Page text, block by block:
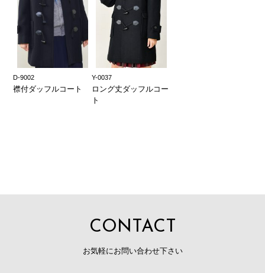
D-9002
襟付ダッフルコート
Y-0037
ロング丈ダッフルコー
ト
CONTACT
お気軽にお問い合わせ下さい